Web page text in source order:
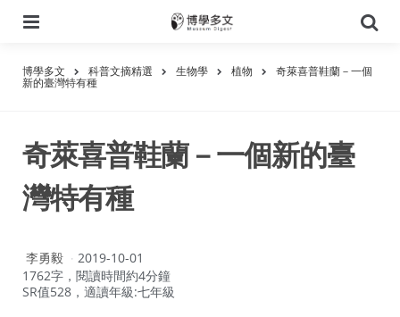
尋
博學多文 科普文摘精選 生物學 植物 奇萊喜普鞋蘭－一個
新的臺灣特有種
奇萊喜普鞋蘭－一個新的臺
灣特有種
作
者：
李勇毅
2019-10-01
1762字，閱讀時間約4分鐘
SR值528，適讀年級:七年級